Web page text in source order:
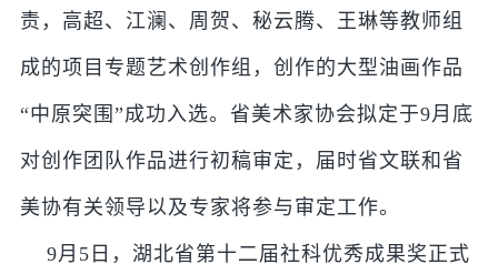
责，高超、江澜、周贺、秘云腾、王琳等教师组
成的项目专题艺术创作组，创作的大型油画作品
“中原突围”成功入选。省美术家协会拟定于9月底
对创作团队作品进行初稿审定，届时省文联和省
美协有关领导以及专家将参与审定工作。
9月5日，湖北省第十二届社科优秀成果奖正式